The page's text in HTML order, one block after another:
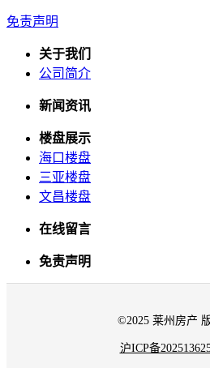
免责声明
关于我们
公司简介
新闻资讯
楼盘展示
海口楼盘
三亚楼盘
文昌楼盘
在线留言
免责声明
©2025 莱州房产
沪ICP备